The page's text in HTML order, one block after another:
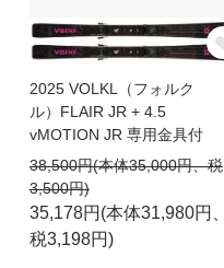
2025 VOLKL（フォルク
ル）FLAIR JR + 4.5
vMOTION JR 専用金具付
38,500円(本体35,000円、税
3,500円)
35,178円(本体31,980円、
税3,198円)